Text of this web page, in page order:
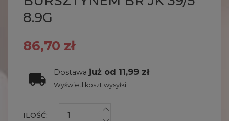
8.9G
86,70 zł
Dostawa już od 11,99 zł
Wyświetl koszt wysyłki
ILOŚĆ: